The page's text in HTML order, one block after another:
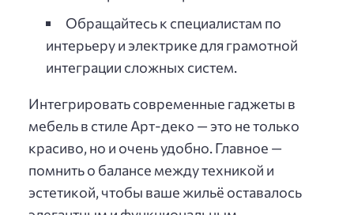
Обращайтесь к специалистам по
интерьеру и электрике для грамотной
интеграции сложных систем.
Интегрировать современные гаджеты в
мебель в стиле Арт-деко — это не только
красиво, но и очень удобно. Главное —
помнить о балансе между техникой и
эстетикой, чтобы ваше жильё оставалось